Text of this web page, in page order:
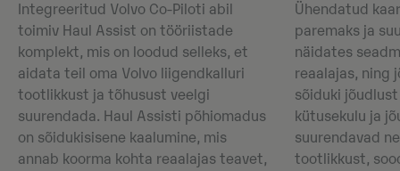
Integreeritud Volvo Co-Piloti abil
toimiv Haul Assist on tööriistade
komplekt, mis on loodud selleks, et
aidata teil oma Volvo liigendkalluri
tootlikkust ja tõhusust veelgi
suurendada. Haul Assisti põhiomadus
on sõidukisisene kaalumine, mis
annab koorma kohta reaalajas teavet,
Ühendatud
paremaks ja
näidates
reaalajas, ning
sõiduki
kütusekulu ja
suurendavad
tootlikkust,